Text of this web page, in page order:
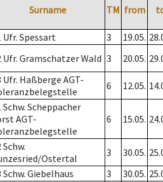
Surname TM from
Ufr. Spessart 3 19.05.
Ufr. Gramschatzer Wald 3 20.05.
Ufr. Haßberge AGT-
6 12.05.
Schw. Scheppacher
AGT-
6 15.05.
Schw.
Ostertal
3 30.05.
Schw. Giebelhaus 3 30.05.